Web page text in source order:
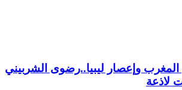
وإعصار ليبيا..رضوى الشربيني
لاذعة